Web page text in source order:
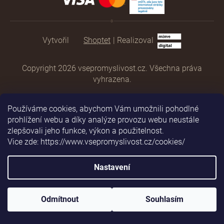
Používáme cookies, abychom Vám umožnili pohodlné
prohlížení webu a díky analýze provozu webu neustále
zlepšovali jeho funkce, výkon a použitelnost.
Vice zde: https://www.vsepromyslivost.cz/cookies/
Nastavení
Odmítnout Souhlasím
Shoptet | Realizoval
Copyright 2026 vsepromyslivost.cz . Všechna práva
vyhrazena.